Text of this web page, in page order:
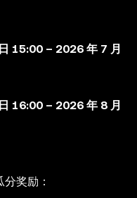
15:00 – 2026 年 7 月
16:00 – 2026 年 8 月
奖励：